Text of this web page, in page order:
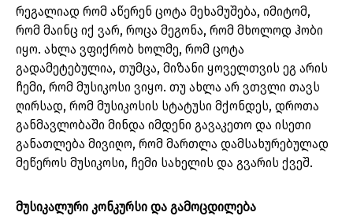
რეგალიად რომ აწერენ ცოტა მეხამუშება, იმიტომ,
რომ მაინც იქ ვარ, როცა მეგონა, რომ მხოლოდ ჰობი
იყო. ახლა ვფიქრობ ხოლმე, რომ ცოტა
გადამეტებულია, თუმცა, მიზანი ყოველთვის ეგ არის
ჩემი, რომ მუსიკოსი ვიყო. თუ ახლა არ ვთვლი თავს
ღირსად, რომ მუსიკოსის სტატუსი მქონდეს, დროთა
განმავლობაში მინდა იმდენი გავაკეთო და ისეთი
განათლება მივიღო, რომ მართლა დამსახურებულად
მეწეროს მუსიკოსი, ჩემი სახელის და გვარის ქვეშ.
მუსიკალური კონკურსი და გამოცდილება